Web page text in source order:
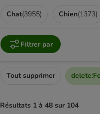
Chat(3955) Chien(1373)
Filtrer par
Tout supprimer delete:
Résultats 1 à 48 sur 104